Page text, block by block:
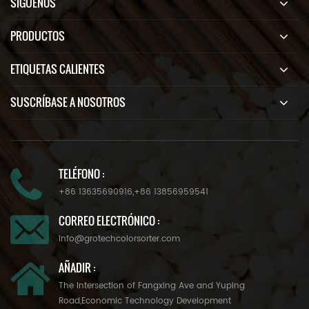
PRODUCTOS
ETIQUETAS CALIENTES
SUSCRÍBASE A NOSOTROS
TELÉFONO :
+86 13635690916,+86 13856959541
CORREO ELECTRÓNICO :
info@grotechcolorsorter.com
AÑADIR :
The Intersection of Fangxing Ave and Yuping
Road,Economic Technology Development